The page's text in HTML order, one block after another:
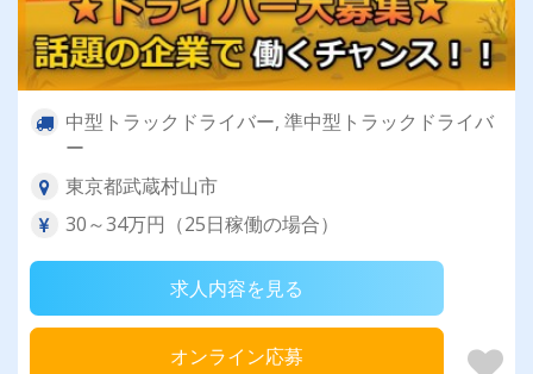
中型トラックドライバー, 準中型トラックドライバ
ー
東京都武蔵村山市
30～34万円（25日稼働の場合）
求人内容を見る
オンライン応募